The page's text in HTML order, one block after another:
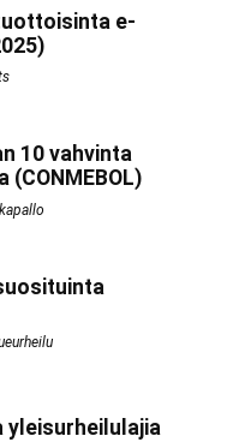
e-
10 vahvinta
(CONMEBOL)
yleisurheilulajia